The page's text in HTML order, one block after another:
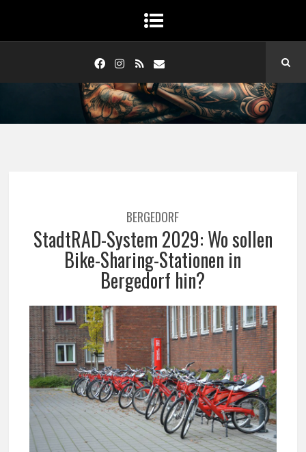
BERGEDORF
StadtRAD-System 2029: Wo sollen
Bike-Sharing-Stationen in
Bergedorf hin?